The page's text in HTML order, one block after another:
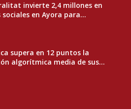
invierte 2,4 millones en
sociales en Ayora para...
supera en 12 puntos la
algorítmica media de sus...